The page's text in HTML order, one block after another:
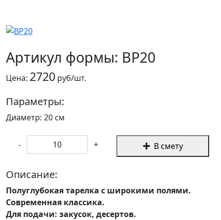
Артикул формы: BP20
Цена: 2720 руб/шт.
Параметры:
Диаметр: 20 см
- + В смету
Описание:
Полуглубокая тарелка с широкими полями.
Современная классика.
Для подачи: закусок, десертов.